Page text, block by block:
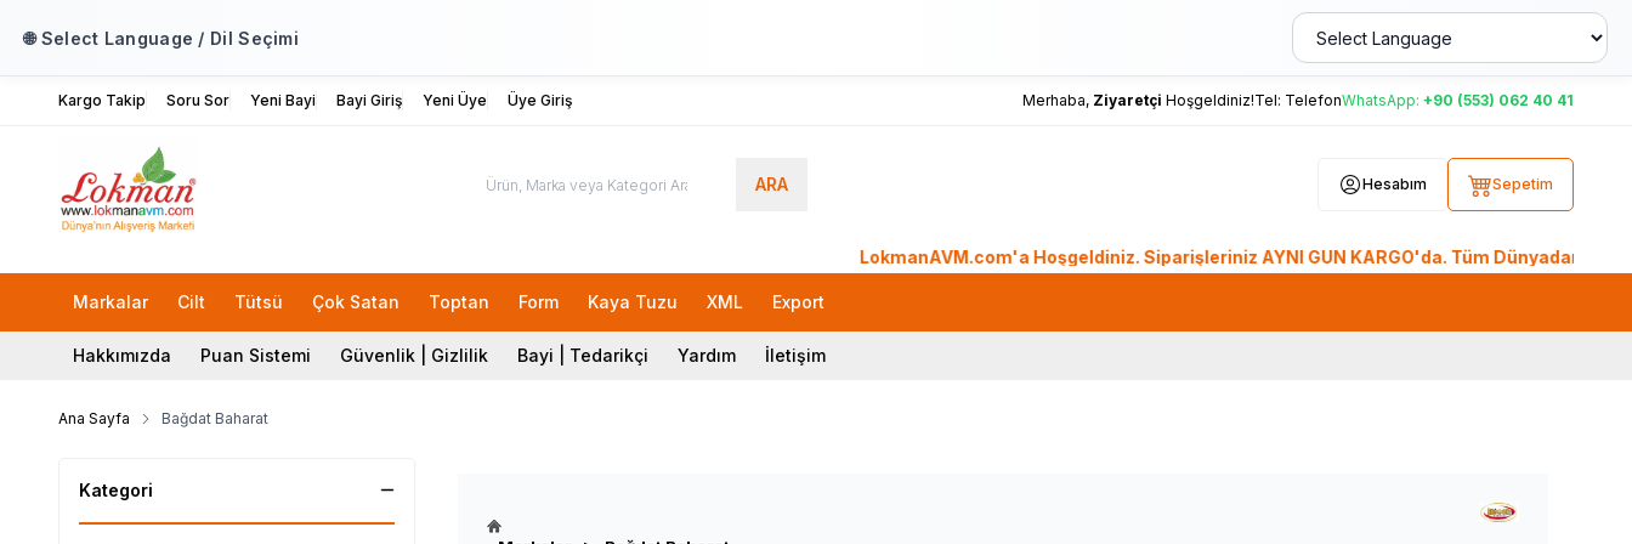
🌐 Select Language / Dil Seçimi
Kargo Takip Soru Sor Yeni Bayi Bayi Giriş Yeni Üye Üye Giriş Merhaba, Ziyaretçi Hoşgeldiniz!Tel: TelefonWhatsApp: +90 (553) 062 40 41
ARA Hesabım Sepetim
LokmanAVM.com'a Hoşgeldiniz. Siparişleriniz AYNI GÜN KARGO'da. Tüm Dünyadan Sipariş
Markalar Cilt Tütsü Çok Satan Toptan Form Kaya Tuzu XML Export
Hakkımızda Puan Sistemi Güvenlik | Gizlilik Bayi | Tedarikçi Yardım İletişim
Ana Sayfa Bağdat Baharat
Kategori